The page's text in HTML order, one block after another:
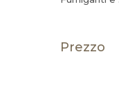
Prezzo